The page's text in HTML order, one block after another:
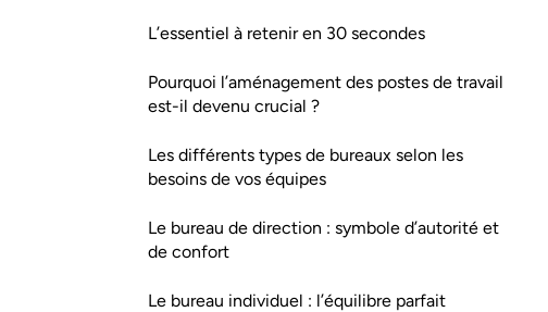
L’essentiel à retenir en 30 secondes
Pourquoi l’aménagement des postes de travail
est-il devenu crucial ?
Les différents types de bureaux selon les
besoins de vos équipes
Le bureau de direction : symbole d’autorité et
de confort
Le bureau individuel : l’équilibre parfait